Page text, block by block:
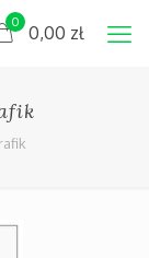
0 0,00 zł